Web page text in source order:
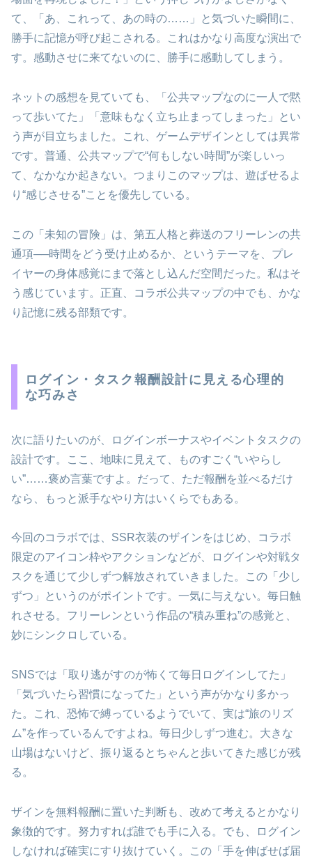
て、「あ、これって、あの時の……」と気づいた瞬間に、
勝手に記憶が呼び起こされる。これはかなり高度な演出で
す。感動させに来てないのに、勝手に感動してしまう。
ネットの感想を見ていても、「公共マップなのに一人で黙
って歩いてた」「意味もなく立ち止まってしまった」とい
う声が目立ちました。これ、ゲームデザインとしては異常
です。普通、公共マップで“何もしない時間”が楽しいっ
て、なかなか起きない。つまりこのマップは、遊ばせるよ
り“感じさせる”ことを優先している。
この「未知の冒険」は、第五人格と葬送のフリーレンの共
通項──時間をどう受け止めるか、というテーマを、プレ
イヤーの身体感覚にまで落とし込んだ空間だった。私はそ
う感じています。正直、コラボ公共マップの中でも、かな
り記憶に残る部類です。
ログイン・タスク報酬設計に見える心理的
な巧みさ
次に語りたいのが、ログインボーナスやイベントタスクの
設計です。ここ、地味に見えて、ものすごく“いやらし
い”……褒め言葉ですよ。だって、ただ報酬を並べるだけ
なら、もっと派手なやり方はいくらでもある。
今回のコラボでは、SSR衣装のザインをはじめ、コラボ
限定のアイコン枠やアクションなどが、ログインや対戦タ
スクを通じて少しずつ解放されていきました。この「少し
ずつ」というのがポイントです。一気に与えない。毎日触
れさせる。フリーレンという作品の“積み重ね”の感覚と、
妙にシンクロしている。
SNSでは「取り逃がすのが怖くて毎日ログインしてた」
「気づいたら習慣になってた」という声がかなり多かっ
た。これ、恐怖で縛っているようでいて、実は“旅のリズ
ム”を作っているんですよね。毎日少しずつ進む。大きな
山場はないけど、振り返るとちゃんと歩いてきた感じが残
る。
ザインを無料報酬に置いた判断も、改めて考えるとかなり
象徴的です。努力すれば誰でも手に入る。でも、ログイン
しなければ確実にすり抜けていく。この「手を伸ばせば届